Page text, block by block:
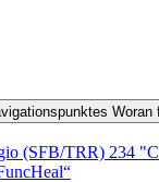
Woran
(SFB/TRR) 234